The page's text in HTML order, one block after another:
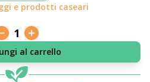
e prodotti caseari
1
al carrello